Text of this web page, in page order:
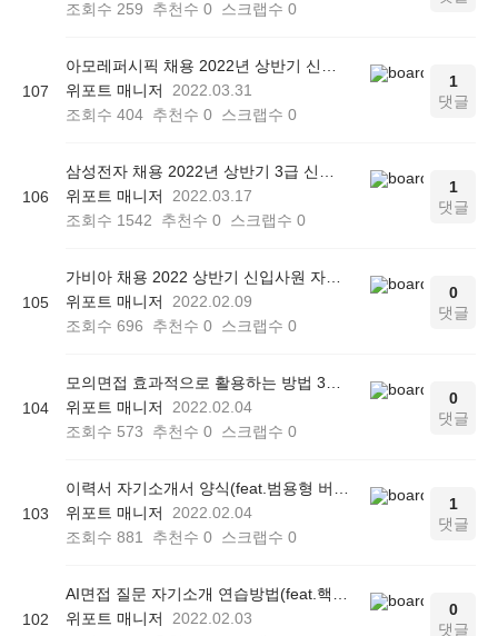
조회수 259 추천수 0 스크랩수 0
107
아모레퍼시픽 채용 2022년 상반기 신입사원 자소서 작성법
위포트 매니저
2022.03.31
조회수 404 추천수 0 스크랩수 0
1
댓글
106
삼성전자 채용 2022년 상반기 3급 신입사원 자소서 작성전략
위포트 매니저
2022.03.17
조회수 1542 추천수 0 스크랩수 0
1
댓글
105
가비아 채용 2022 상반기 신입사원 자소서 작성전략
위포트 매니저
2022.02.09
조회수 696 추천수 0 스크랩수 0
0
댓글
104
모의면접 효과적으로 활용하는 방법 3가지(feat.셀프 연습법)
위포트 매니저
2022.02.04
조회수 573 추천수 0 스크랩수 0
0
댓글
103
이력서 자기소개서 양식(feat.범용형 버전 작성법)
위포트 매니저
2022.02.04
조회수 881 추천수 0 스크랩수 0
1
댓글
102
AI면접 질문 자기소개 연습방법(feat.핵심 전략 3가지)
위포트 매니저
2022.02.03
0
댓글